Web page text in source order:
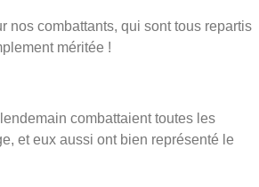
nos combattants, qui sont tous repartis
méritée !
combattaient toutes les
et eux aussi ont bien représenté le